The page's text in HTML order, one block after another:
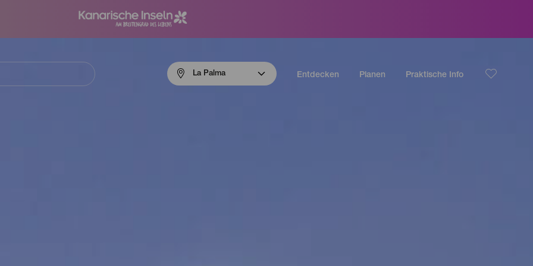
La Palma Entdecken Planen Praktische Info